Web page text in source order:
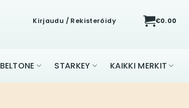
Kirjaudu / Rekisteröidy €0.00
BELTONE STARKEY KAIKKI MERKIT